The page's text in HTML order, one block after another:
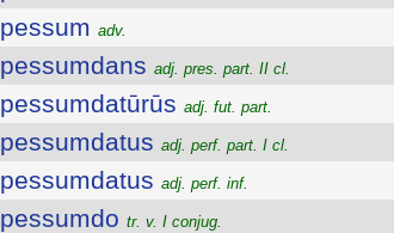
pessum adv.
pessumdans adj. pres. part. II cl.
pessumdatūrūs adj. fut. part.
pessumdatus adj. perf. part. I cl.
pessumdatus adj. perf. inf.
pessumdo tr. v. I conjug.